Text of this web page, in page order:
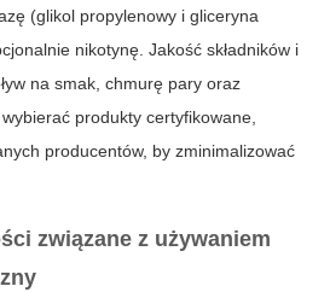
(glikol propylenowy i gliceryna
nikotynę. Jakość składników i
na smak, chmurę pary oraz
produkty certyfikowane,
producentów, by zminimalizować
związane z używaniem